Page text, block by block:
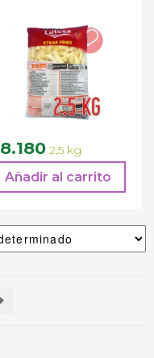
8.1802,5 kg
Añadir al carrito